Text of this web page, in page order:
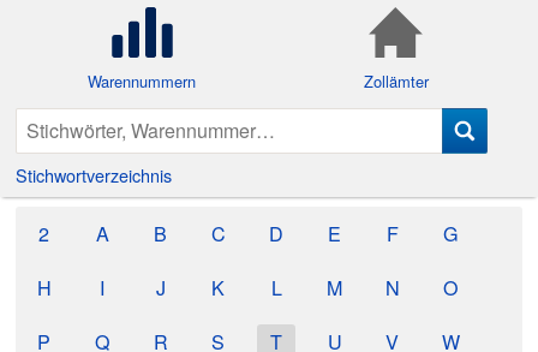
Warennummern Zollämter
Stichwortverzeichnis
2 A B C D E F
G
H
I J K L M N
O
P
Q R S T U V
W